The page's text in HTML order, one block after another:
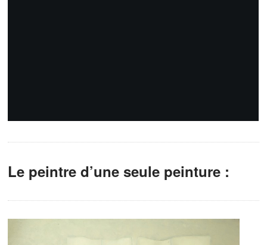
Le peintre d’une seule peinture :